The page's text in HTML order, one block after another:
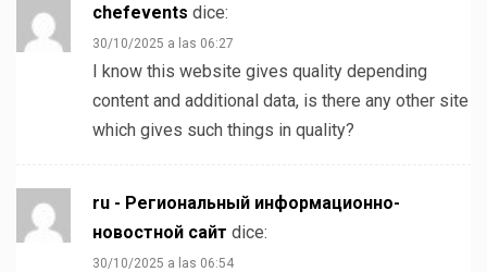
chefevents dice:
30/10/2025 a las 06:27
I know this website gives quality depending
content and additional data, is there any other site
which gives such things in quality?
ru - Региональный информационно-
новостной сайт dice:
30/10/2025 a las 06:54